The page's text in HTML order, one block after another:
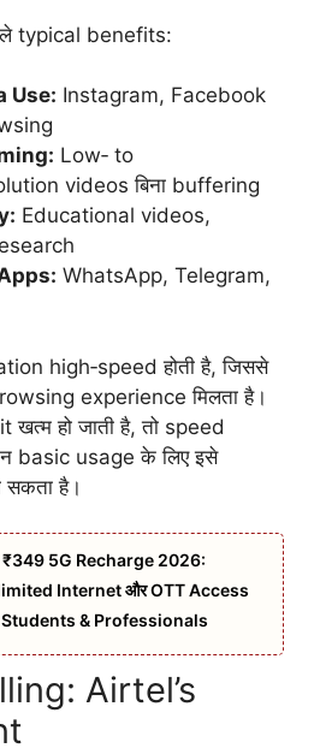
typical benefits:
Use: Instagram, Facebook
Low‑ to
videos बिना buffering
Educational videos,
WhatsApp, Telegram,
high‑speed होती है, जिससे
experience मिलता है।
हो जाती है, तो speed
basic usage के लिए इसे
सकता है।
5G Recharge 2026:
Internet और OTT Access
& Professionals
Airtel’s